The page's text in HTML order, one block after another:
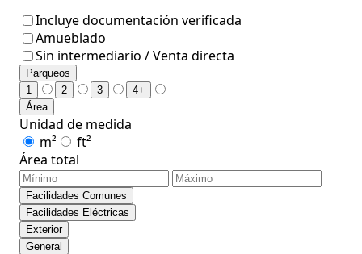
Incluye documentación verificada
Amueblado
Sin intermediario / Venta directa
Parqueos
1
2 3
4+
Área
Unidad de medida
m²
ft²
Área total
Facilidades Comunes
Facilidades Eléctricas
Exterior
General